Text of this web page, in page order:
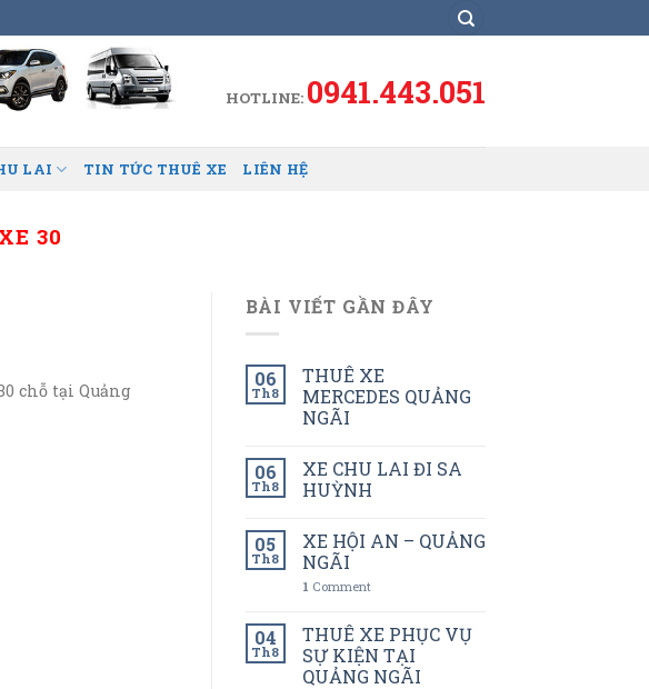
HOTLINE: 0941.443.051
LAI TIN TỨC THUÊ XE LIÊN HỆ
30
chỗ tại Quảng
BÀI VIẾT GẦN ĐÂY
06
Th8
THUÊ XE
MERCEDES QUẢNG
NGÃI
06
Th8
XE CHU LAI ĐI SA
HUỲNH
05
Th8
XE HỘI AN – QUẢNG
NGÃI
1 Comment
04
Th8
THUÊ XE PHỤC VỤ
SỰ KIỆN TẠI
QUẢNG NGÃI